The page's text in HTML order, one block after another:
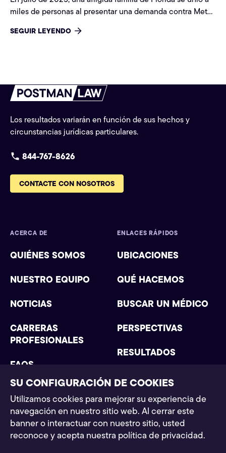
miles de personas al presentar una demanda contra Meta,
adolescente. La demanda, que forma parte de la creciente
SEGUIR LEYENDO
Los resultados variarán en función de sus hechos y
circunstancias jurídicas particulares.
844-767-8626
CONTACTE CON NOSOTROS
ACERCA DE
QUIÉNES SOMOS
NUESTRO EQUIPO
NOTICIAS
CARRERAS
PROFESIONALES
FAQS
ENLACES RÁPIDOS
UBICACIONES
QUÉ HACEMOS
BUSCAR UN MÉDICO
PERSPECTIVAS
RESULTADOS
Postman Law 2025. Todos los derechos reservados
Condiciones generales Aviso legal
SU CONFIGURACIÓN DE COOKIES
Utilizamos cookies para mejorar su experiencia de
navegación en nuestro sitio web. Al cerrar este
banner o interactuar con nuestro sitio, usted
reconoce y acepta nuestra política de privacidad.